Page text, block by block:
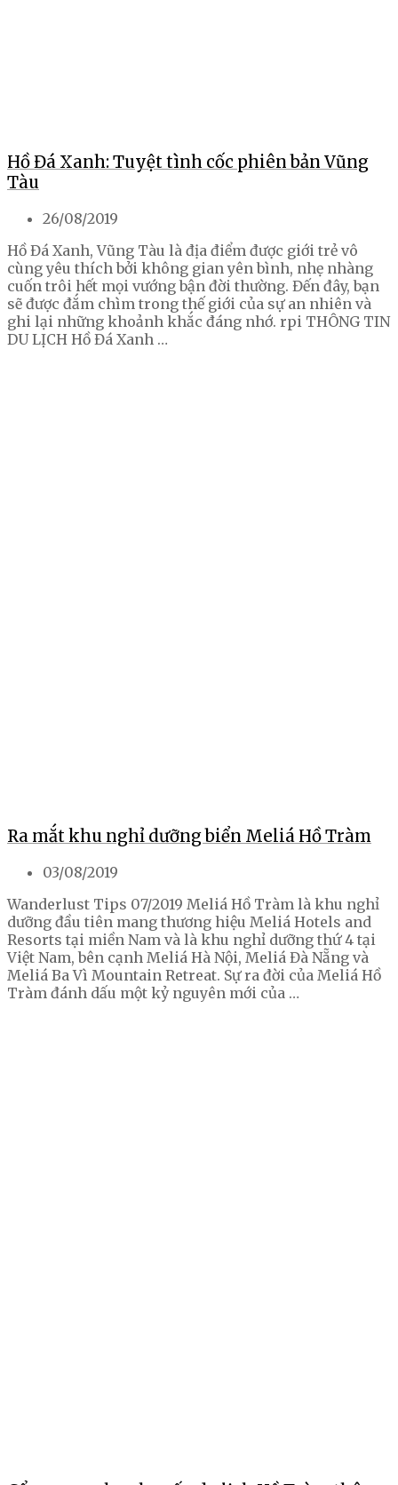
Hồ Đá Xanh: Tuyệt tình cốc phiên bản Vũng
Tàu
26/08/2019
Hồ Đá Xanh, Vũng Tàu là địa điểm được giới trẻ vô
cùng yêu thích bởi không gian yên bình, nhẹ nhàng
cuốn trôi hết mọi vướng bận đời thường. Đến đây, bạn
sẽ được đắm chìm trong thế giới của sự an nhiên và
ghi lại những khoảnh khắc đáng nhớ. rpi THÔNG TIN
DU LỊCH Hồ Đá Xanh …
Ra mắt khu nghỉ dưỡng biển Meliá Hồ Tràm
03/08/2019
Wanderlust Tips 07/2019 Meliá Hồ Tràm là khu nghỉ
dưỡng đầu tiên mang thương hiệu Meliá Hotels and
Resorts tại miền Nam và là khu nghỉ dưỡng thứ 4 tại
Việt Nam, bên cạnh Meliá Hà Nội, Meliá Đà Nẵng và
Meliá Ba Vì Mountain Retreat. Sự ra đời của Meliá Hồ
Tràm đánh dấu một kỷ nguyên mới của …